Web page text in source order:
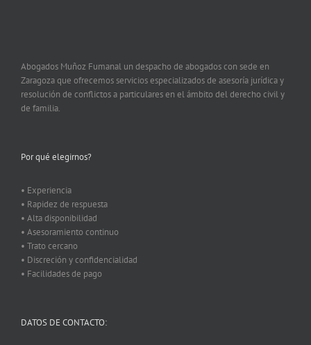
Abogados Muñoz Fumanal un despacho de abogados con sede en
Zaragoza que ofrecemos servicios especializados de asesoría jurídica y
resolución de conflictos a particulares en el ámbito del derecho civil y
de familia.
Por qué elegirnos?
• Experiencia
• Rapidez de respuesta
• Alta disponibilidad
• Asesoramiento continuo
• Trato cercano
• Discreción y confidencialidad
• Facilidades de pago
DATOS DE CONTACTO: